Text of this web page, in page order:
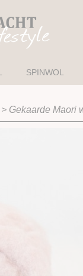
SPINWOL
> Gekaarde Maori